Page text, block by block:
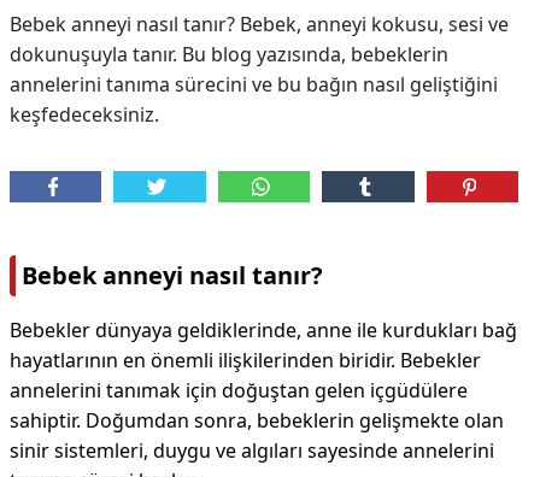
YEMEK
TARİFLERİ
Bebek anneyi nasıl tanır? Bebek, anneyi kokusu, sesi ve
dokunuşuyla tanır. Bu blog yazısında, bebeklerin
annelerini tanıma sürecini ve bu bağın nasıl geliştiğini
keşfedeceksiniz.
Bebek anneyi nasıl tanır?
Bebekler dünyaya geldiklerinde, anne ile kurdukları bağ
hayatlarının en önemli ilişkilerinden biridir. Bebekler
annelerini tanımak için doğuştan gelen içgüdülere
sahiptir. Doğumdan sonra, bebeklerin gelişmekte olan
sinir sistemleri, duygu ve algıları sayesinde annelerini